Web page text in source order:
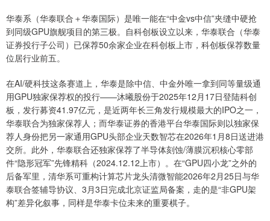
华泰系（华泰联合＋华泰国际）是唯一能在“中金vs中信”夹缝中硬抢
到同级GPU旗舰项目的第三极。自科创板设立以来，华泰联合（华泰
证券投行子公司）已保荐50余家企业在科创板上市，科创板保荐数量
位居行业前五。
在AI/硬科技这条赛道上，华泰是除中信、中金外唯一拿到同等量级通
用GPU独家保荐权的投行——沐曦股份于2025年12月17日登陆科创
板，发行募资41.97亿元，是近两年长三角发行规模最大的IPO之一，
华泰联合为独家保荐人；而华泰证券的香港平台华泰国际则以独家保
荐人身份把另一家通用GPU头部企业天数智芯在2026年1月8日送进港
交所。此外，华泰联合还独家保荐了半导体刻蚀/薄膜沉积核心零部
件“隐形冠军”先锋精科（2024.12.12上市）。在“GPU四小龙”之外的
后备军里，清华系可重构计算芯片龙头清微智能2026年2月25日与华
泰联合签辅导协议、3月3日完成北京证监局备案，走的是“非GPU架
构”差异化叙事，同样是华泰卡位未来的重要棋子。